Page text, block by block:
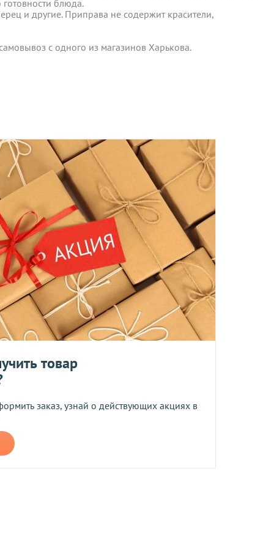
моих персональных данных
не более 10 мб
включительно.
возврату и обмену не подлежат.
блюда.
и другие. Приправа не содержит красители,
с одного из магазинов Харькова.
товар
заказ, узнай о действующих акциях в